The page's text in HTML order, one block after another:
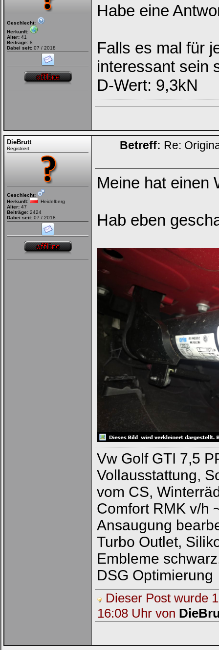
Geschlecht:
Herkunft:
Alter: 41
Beiträge: 8
Dabei seit: 07 / 2018
Habe eine
Falls es mal für
interessant sein
D-Wert: 9,3kN
DieBrutt
Registriert
Geschlecht:
Herkunft:
Heidelberg
Alter: 47
Beiträge: 2424
Dabei seit: 07 / 2018
Betreff: Re:
Meine hat einen
Hab eben
Vw Golf GTI 7,5
Vollausstattung,
vom CS,
Comfort RMK v/h
Ansaugung
Turbo Outlet,
Embleme
DSG Optimierung
Dieser Post wurde
16:08 Uhr von